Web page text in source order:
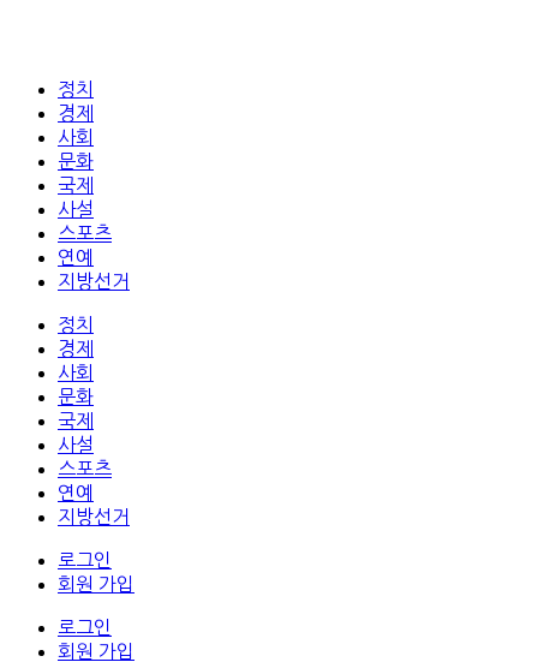
정치
경제
사회
문화
국제
사설
스포츠
연예
지방선거
정치
경제
사회
문화
국제
사설
스포츠
연예
지방선거
로그인
회원 가입
로그인
회원 가입